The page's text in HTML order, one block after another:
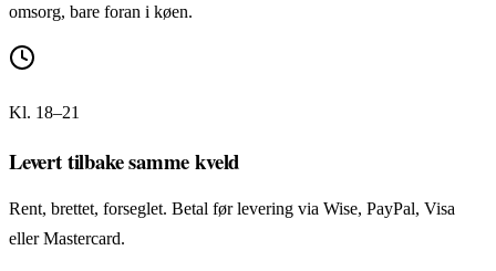
omsorg, bare foran i køen.
Kl. 18–21
Levert tilbake samme kveld
Rent, brettet, forseglet. Betal før levering via Wise, PayPal, Visa
eller Mastercard.